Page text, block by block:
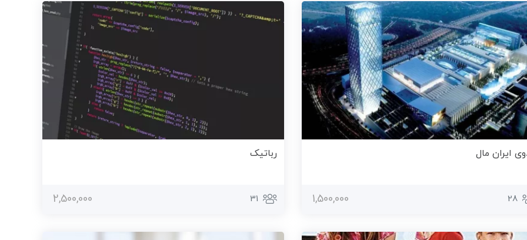
ایران مال
28
1,500,000
رباتیک
31
2,500,000